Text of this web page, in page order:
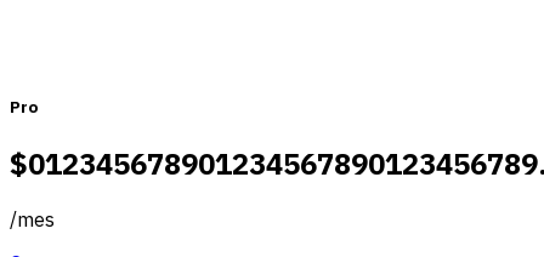
Pro
$012345678901234567890123456789
/mes